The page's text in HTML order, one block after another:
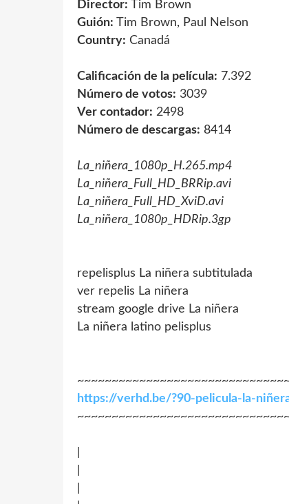
Director: Tim Brown
Guión: Tim Brown, Paul Nelson
Country: Canadá
Calificación de la película: 7.392
Número de votos: 3039
Ver contador: 2498
Número de descargas: 8414
La_niñera_1080p_H.265.mp4
La_niñera_Full_HD_BRRip.avi
La_niñera_Full_HD_XviD.avi
La_niñera_1080p_HDRip.3gp
repelisplus La niñera subtitulada
ver repelis La niñera
stream google drive La niñera
La niñera latino pelisplus
https://verhd.be/?90-pelicula-la-